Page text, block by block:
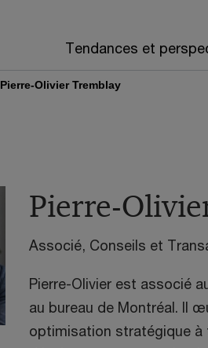
Tendances et
Pierre-Olivier Tremblay
Pierre-
Associé, Conseils et
Pierre-Olivier est associé
au bureau de Montréal. Il
optimisation stratégique à